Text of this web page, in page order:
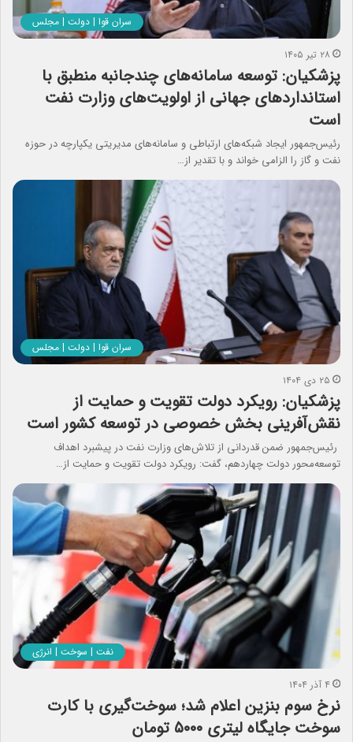
سران قوا | دولت | مجلس
۲۸ تیر ۱۴۰۵
پزشکیان: توسعه سامانه‌های چندجانبه منطبق با
استانداردهای جهانی از اولویت‌های وزارت نفت
است
رئیس‌جمهور ایجاد شبکه‌های ارتباطی و سامانه‌های مدیریتی یکپارچه در حوزه
نفت و گاز را الزامی خواند و با تقدیر از…
سران قوا | دولت | مجلس
۲۵ دی ۱۴۰۴
پزشکیان: رویکرد دولت تقویت و حمایت از
نقش‌آفرینی بخش خصوصی در توسعه کشور است
رئیس‌جمهور ضمن قدردانی از تلاش‌های وزارت نفت در پیشبرد اهداف
توسعه‌محور دولت چهاردهم، گفت: رویکرد دولت تقویت و حمایت از…
نفت | سوخت | انرژی
۴ آذر ۱۴۰۴
نرخ سوم بنزین اعلام شد؛ سوخت‌گیری با کارت
سوخت جایگاه لیتری ۵۰۰۰ تومان